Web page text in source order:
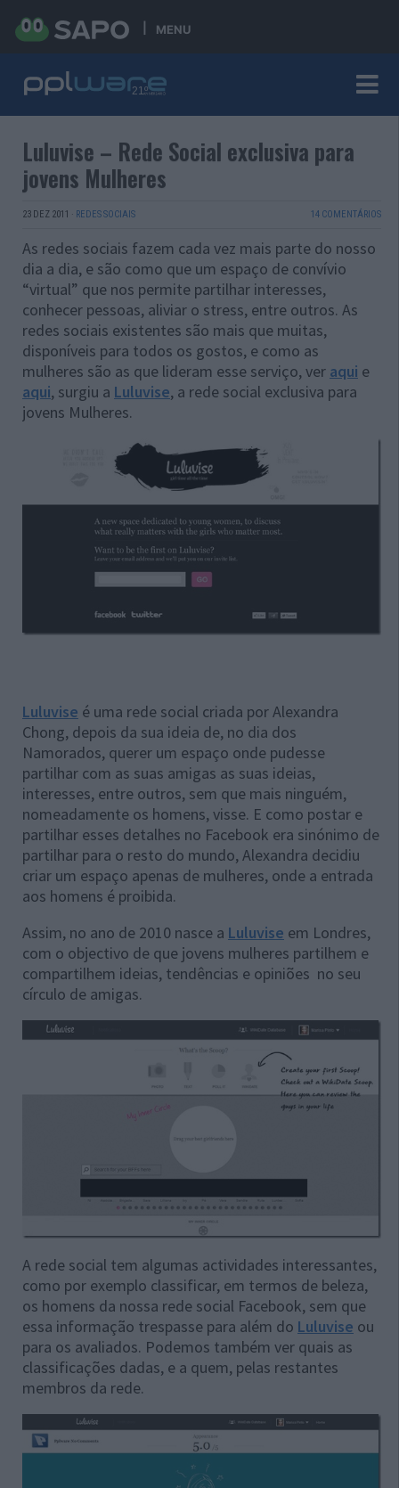
MENU
Luluvise – Rede Social exclusiva para
jovens Mulheres
23 DEZ 2011 · REDES SOCIAIS 14 COMENTÁRIOS
As redes sociais fazem cada vez mais parte do nosso
dia a dia, e são como que um espaço de convívio
“virtual” que nos permite partilhar interesses,
conhecer pessoas, aliviar o stress, entre outros. As
redes sociais existentes são mais que muitas,
disponíveis para todos os gostos, e como as
mulheres são as que lideram esse serviço, ver aqui e
aqui, surgiu a Luluvise, a rede social exclusiva para
jovens Mulheres.
Luluvise é uma rede social criada por Alexandra
Chong, depois da sua ideia de, no dia dos
Namorados, querer um espaço onde pudesse
partilhar com as suas amigas as suas ideias,
interesses, entre outros, sem que mais ninguém,
nomeadamente os homens, visse. E como postar e
partilhar esses detalhes no Facebook era sinónimo de
partilhar para o resto do mundo, Alexandra decidiu
criar um espaço apenas de mulheres, onde a entrada
aos homens é proibida.
Assim, no ano de 2010 nasce a Luluvise em Londres,
com o objectivo de que jovens mulheres partilhem e
compartilhem ideias, tendências e opiniões no seu
círculo de amigas.
A rede social tem algumas actividades interessantes,
como por exemplo classificar, em termos de beleza,
os homens da nossa rede social Facebook, sem que
essa informação trespasse para além do Luluvise ou
para os avaliados. Podemos também ver quais as
classificações dadas, e a quem, pelas restantes
membros da rede.